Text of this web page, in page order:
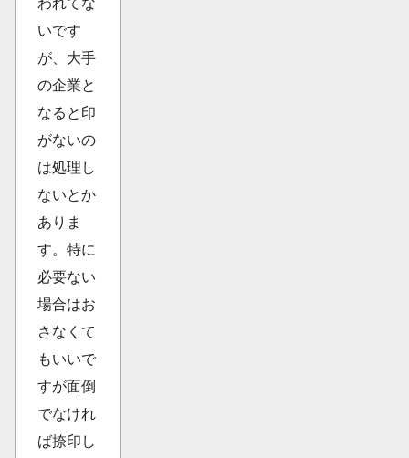
いです
が、大手
の企業と
なると印
がないの
は処理し
ないとか
ありま
す。特に
必要ない
場合はお
さなくて
もいいで
すが面倒
でなけれ
ば捺印し